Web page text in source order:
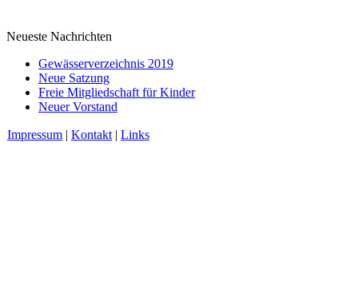
Neueste Nachrichten
Gewässerverzeichnis 2019
Neue Satzung
Freie Mitgliedschaft für Kinder
Neuer Vorstand
Impressum | Kontakt | Links